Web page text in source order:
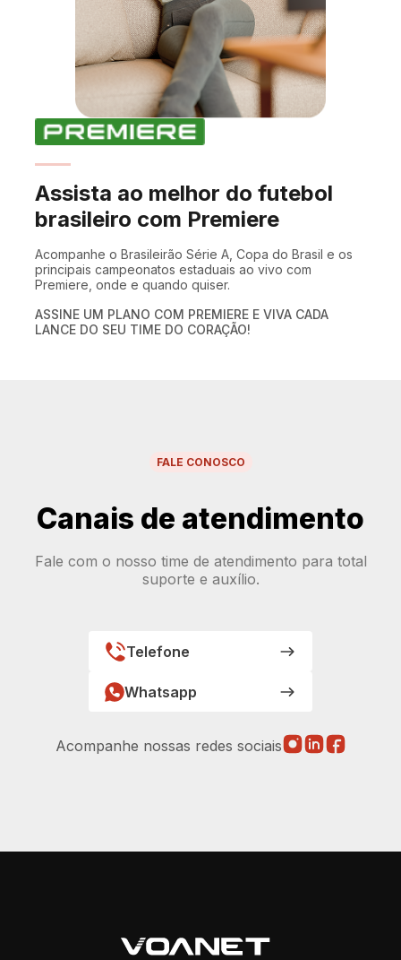
Assista ao melhor do futebol
brasileiro com Premiere
Acompanhe o Brasileirão Série A, Copa do Brasil e os
principais campeonatos estaduais ao vivo com
Premiere, onde e quando quiser.
ASSINE UM PLANO COM PREMIERE E VIVA CADA
LANCE DO SEU TIME DO CORAÇÃO!
FALE CONOSCO
Canais de atendimento
Fale com o nosso time de atendimento para total
suporte e auxílio.
Telefone
Whatsapp
Acompanhe nossas redes sociais